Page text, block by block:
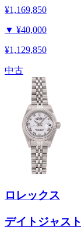
¥1,169,850
▼ ¥40,000
¥1,129,850
中古
ロレックス
デイトジャスト